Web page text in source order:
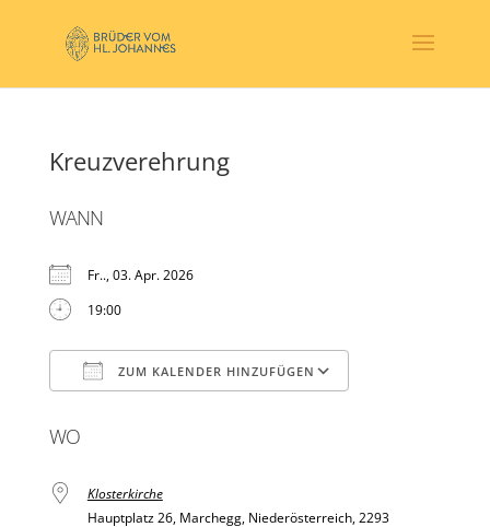
Kreuzverehrung
WANN
Fr.., 03. Apr. 2026
19:00
ZUM KALENDER HINZUFÜGEN
WO
Klosterkirche
Hauptplatz 26, Marchegg, Niederösterreich, 2293